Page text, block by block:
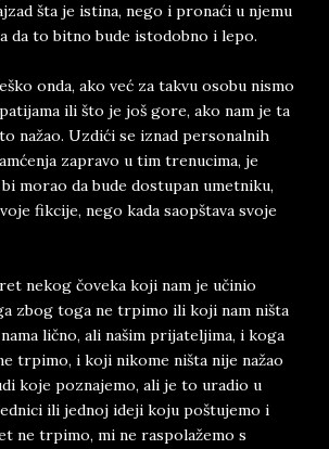
šta je istina, nego i pronaći u njemu
da to bitno bude istodobno i lepo.
onda, ako već za takvu osobu nismo
ili što je još gore, ako nam je ta
nažao. Uzdići se iznad personalnih
zapravo u tim trenucima, je
morao da bude dostupan umetniku,
fikcije, nego kada saopštava svoje
nekog čoveka koji nam je učinio
zbog toga ne trpimo ili koji nam ništa
lično, ali našim prijateljima, i koga
trpimo, i koji nikome ništa nije nažao
koje poznajemo, ali je to uradio u
ili jednoj ideji koju poštujemo i
ne trpimo, mi ne raspolažemo s